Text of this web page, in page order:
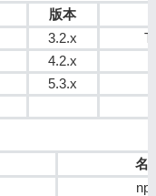
版本
3.2.x
4.2.x
5.3.x
名